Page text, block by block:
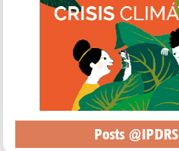
Posts @IPDRS